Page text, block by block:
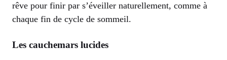
rêve pour finir par s’éveiller naturellement, comme à
chaque fin de cycle de sommeil.
Les cauchemars lucides